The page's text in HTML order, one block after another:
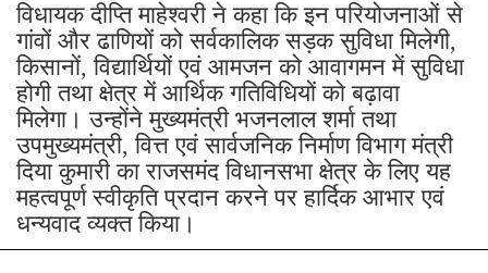
विधायक दीप्ति माहेश्वरी ने कहा कि इन परियोजनाओं से
गांवों और ढाणियों को सर्वकालिक सड़क सुविधा मिलेगी,
किसानों, विद्यार्थियों एवं आमजन को आवागमन में सुविधा
होगी तथा क्षेत्र में आर्थिक गतिविधियों को बढ़ावा
मिलेगा। उन्होंने मुख्यमंत्री भजनलाल शर्मा तथा
उपमुख्यमंत्री, वित्त एवं सार्वजनिक निर्माण विभाग मंत्री
दिया कुमारी का राजसमंद विधानसभा क्षेत्र के लिए यह
महत्वपूर्ण स्वीकृति प्रदान करने पर हार्दिक आभार एवं
धन्यवाद व्यक्त किया।